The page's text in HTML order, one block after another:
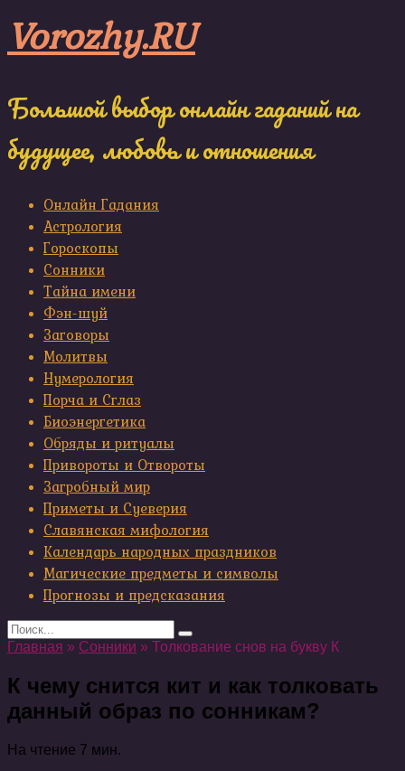
to
content
Vorozhy.RU
Большой выбор онлайн гаданий на
будущее, любовь и отношения
Онлайн Гадания
Астрология
Гороскопы
Сонники
Тайна имени
Фэн-шуй
Заговоры
Молитвы
Нумерология
Порча и Сглаз
Биоэнергетика
Обряды и ритуалы
Привороты и Отвороты
Загробный мир
Приметы и Суеверия
Славянская мифология
Календарь народных праздников
Магические предметы и символы
Прогнозы и предсказания
Search
for:
Главная » Сонники » Толкование снов на букву К
К чему снится кит и как толковать
данный образ по сонникам?
На чтение 7 мин.